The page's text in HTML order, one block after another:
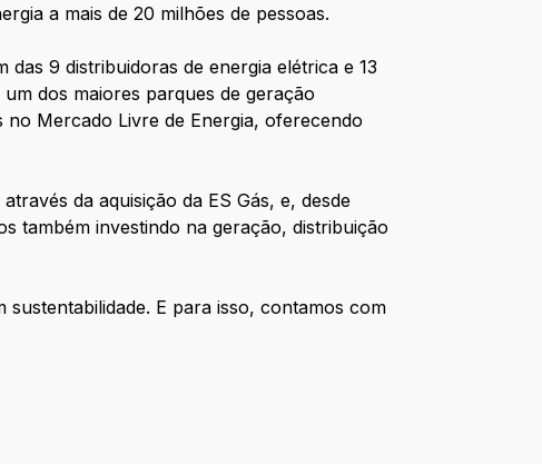
a mais de 20 milhões de pessoas.
9 distribuidoras de energia elétrica e 13
dos maiores parques de geração
Mercado Livre de Energia, oferecendo
da aquisição da ES Gás, e, desde
também investindo na geração, distribuição
E para isso, contamos com